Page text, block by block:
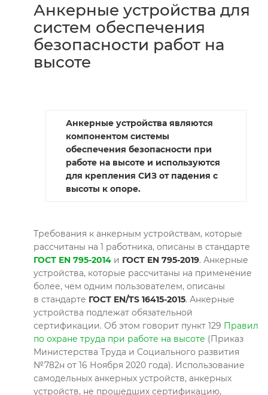
Анкерные устройства для
систем обеспечения
безопасности работ на
высоте
Анкерные устройства являются
компонентом системы
обеспечения безопасности при
работе на высоте и используются
для крепления СИЗ от падения с
высоты к опоре.
Требования к анкерным устройствам, которые
рассчитаны на 1 работника, описаны в стандарте
ГОСТ EN 795-2014 и ГОСТ EN 795-2019. Анкерные
устройства, которые рассчитаны на применение
более, чем одним пользователем, описаны
в стандарте ГОСТ EN/TS 16415-2015. Анкерные
устройства подлежат обязательной
сертификации. Об этом говорит пункт 129 Правил
по охране труда при работе на высоте (Приказ
Министерства Труда и Социального развития
№782н от 16 Ноября 2020 года). Использование
самодельных анкерных устройств, анкерных
устройств, не прошедших сертификацию,